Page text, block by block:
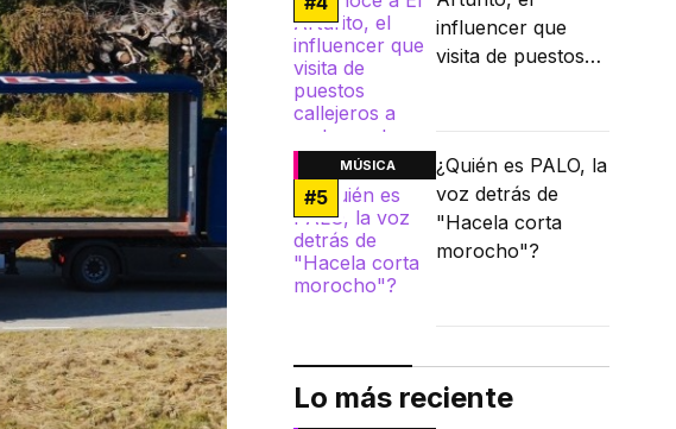
influencer que
visita de puestos
MÚSICA
#5
¿Quién es PALO, la
voz detrás de
"Hacela corta
morocho"?
Lo más reciente